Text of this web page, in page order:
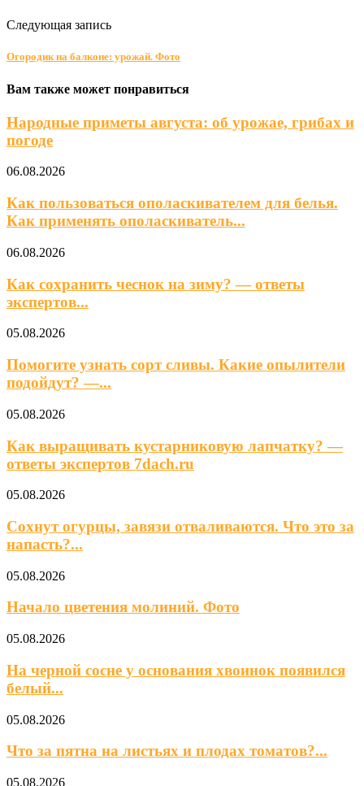
Следующая запись
Огородик на балконе: урожай. Фото
Вам также может понравиться
Народные приметы августа: об урожае, грибах и
погоде
06.08.2026
Как пользоваться ополаскивателем для белья.
Как применять ополаскиватель...
06.08.2026
Как сохранить чеснок на зиму? — ответы
экспертов...
05.08.2026
Помогите узнать сорт сливы. Какие опылители
подойдут? —...
05.08.2026
Как выращивать кустарниковую лапчатку? —
ответы экспертов 7dach.ru
05.08.2026
Сохнут огурцы, завязи отваливаются. Что это за
напасть?...
05.08.2026
Начало цветения молиний. Фото
05.08.2026
На черной сосне у основания хвоинок появился
белый...
05.08.2026
Что за пятна на листьях и плодах томатов?...
05.08.2026